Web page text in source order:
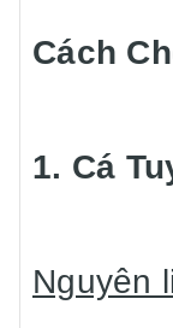
Cách
1. Cá
Nguyên